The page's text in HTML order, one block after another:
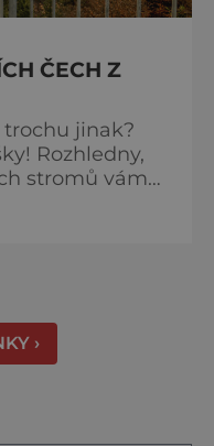
ČECH Z
trochu jinak?
Rozhledny,
stromů vám
›